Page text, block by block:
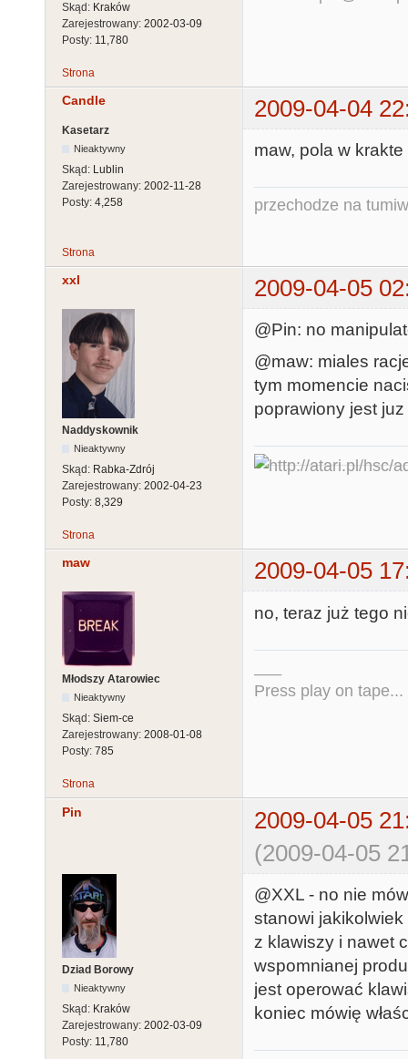
Skąd: Kraków
Zarejestrowany: 2002-03-09
Posty: 11,780
Strona
Candle 2009-04-04
Kasetarz
Nieaktywny
Skąd: Lublin
Zarejestrowany: 2002-11-28
Posty: 4,258
maw, pola w
przechodze na
Strona
xxl 2009-04-05
Naddyskownik
Nieaktywny
Skąd: Rabka-Zdrój
Zarejestrowany: 2002-04-23
Posty: 8,329
@Pin: no
@maw: miales
tym momencie
poprawiony jest
Strona
maw 2009-04-05
Młodszy Atarowiec
Nieaktywny
Skąd: Siem-ce
Zarejestrowany: 2008-01-08
Posty: 785
no, teraz już tego
Press play on tape...
Strona
Pin
2009-04-05
(2009-04-05
Dziad Borowy
Nieaktywny
Skąd: Kraków
Zarejestrowany: 2002-03-09
Posty: 11,780
@XXL - no nie
stanowi jakikolwiek
z klawiszy i nawet
wspomnianej
jest operować
koniec mówię